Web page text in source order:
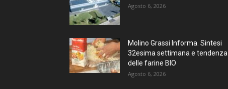
Agosto 6, 2026
Molino Grassi Informa. Sintesi
32esima settimana e tendenza
delle farine BIO
Agosto 6, 2026